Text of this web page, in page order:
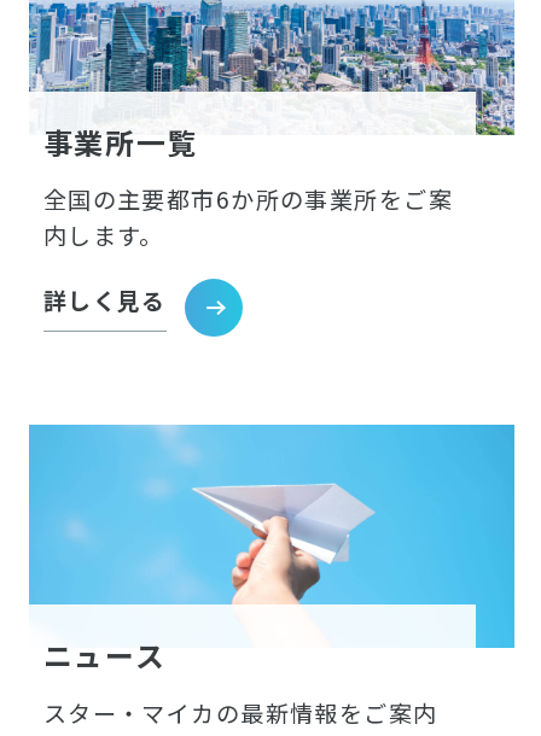
事業所一覧
全国の主要都市6か所の事業所をご案
内します。
詳しく見る
ニュース
スター・マイカの最新情報をご案内